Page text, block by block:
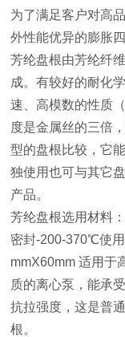
为了满足客户对高
外性能优异的膨胀
芳纶盘根由芳纶纤
成。有较好的耐化
速、高模数的性质
度是金属丝的三倍
型的盘根比较，它
独使用也可与其它
产品。
芳纶盘根选用材料
密封-200-370℃使
mmX60mm 适用于
质的离心泵，能承
抗拉强度，这是普
根。